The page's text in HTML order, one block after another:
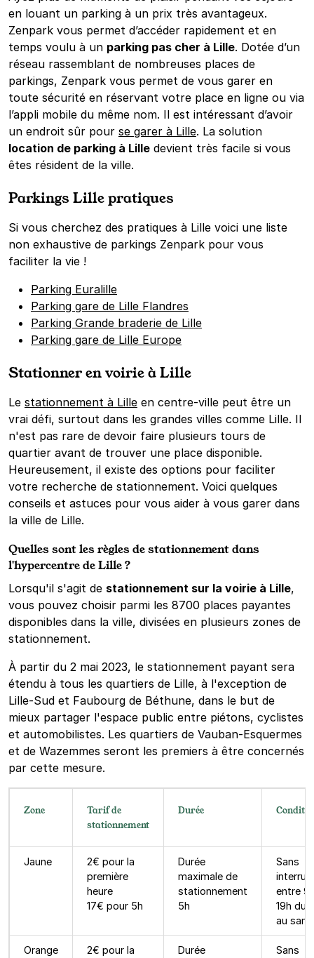
en louant un parking à un prix très avantageux.
Zenpark vous permet d’accéder rapidement et en
temps voulu à un parking pas cher à Lille. Dotée d’un
réseau rassemblant de nombreuses places de
parkings, Zenpark vous permet de vous garer en
toute sécurité en réservant votre place en ligne ou via
l’appli mobile du même nom. Il est intéressant d’avoir
un endroit sûr pour se garer à Lille. La solution
location de parking à Lille devient très facile si vous
êtes résident de la ville.
Parkings Lille pratiques
Si vous cherchez des pratiques à Lille voici une liste
non exhaustive de parkings Zenpark pour vous
faciliter la vie !
Parking Euralille
Parking gare de Lille Flandres
Parking Grande braderie de Lille
Parking gare de Lille Europe
Stationner en voirie à Lille
Le stationnement à Lille en centre-ville peut être un
vrai défi, surtout dans les grandes villes comme Lille. Il
n'est pas rare de devoir faire plusieurs tours de
quartier avant de trouver une place disponible.
Heureusement, il existe des options pour faciliter
votre recherche de stationnement. Voici quelques
conseils et astuces pour vous aider à vous garer dans
la ville de Lille.
Quelles sont les règles de stationnement dans
l'hypercentre de Lille ?
Lorsqu'il s'agit de stationnement sur la voirie à Lille,
vous pouvez choisir parmi les 8700 places payantes
disponibles dans la ville, divisées en plusieurs zones de
stationnement.
À partir du 2 mai 2023, le stationnement payant sera
étendu à tous les quartiers de Lille, à l'exception de
Lille-Sud et Faubourg de Béthune, dans le but de
mieux partager l'espace public entre piétons, cyclistes
et automobilistes. Les quartiers de Vauban-Esquermes
et de Wazemmes seront les premiers à être concernés
par cette mesure.
Zone
Tarif de
stationnement
Durée
Jaune
2€ pour la
première
heure
17€ pour 5h
Durée
maximale de
stationnement
5h
Sans
entre
19h du
au
Orange
2€ pour la
Durée
Sans